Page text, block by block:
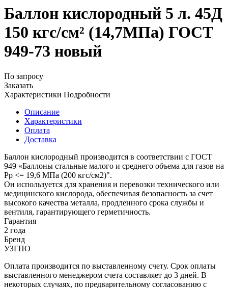
Баллон кислородный 5 л. 45Д
150 кгс/см² (14,7МПа) ГОСТ
949-73 новый
По запросу
Заказать
Характеристики Подробности
Описание
Характеристики
Оплата
Доставка
Баллон кислородный производится в соответствии с ГОСТ
949 «Баллоны стальные малого и среднего объема для газов на
Рр <= 19,6 МПа (200 кгс/см2)".
Он используется для хранения и перевозки технического или
медицинского кислорода, обеспечивая безопасность за счет
высокого качества металла, продленного срока службы и
вентиля, гарантирующего герметичность.
Гарантия
2 года
Бренд
УЗГПО
Оплата производится по выставленному счету. Срок оплаты
выставленного менеджером счета составляет до 3 дней. В
некоторых случаях, по предварительному согласованию с